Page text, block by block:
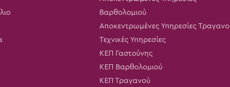
Βαρθολομιού
Αποκεντρωμένες Υπηρεσίες
Τεχνικές Υπηρεσίες
ΚΕΠ Γαστούνης
ΚΕΠ Βαρθολομιού
ΚΕΠ Τραγανού